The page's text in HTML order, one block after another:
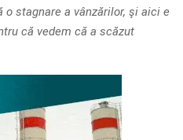
stagnare a vânzărilor, şi aici e
că vedem că a scăzut